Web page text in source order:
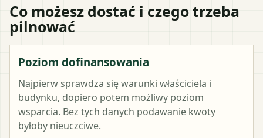
Co możesz dostać i czego trzeba
pilnować
Poziom dofinansowania
Najpierw sprawdza się warunki właściciela i
budynku, dopiero potem możliwy poziom
wsparcia. Bez tych danych podawanie kwoty
byłoby nieuczciwe.